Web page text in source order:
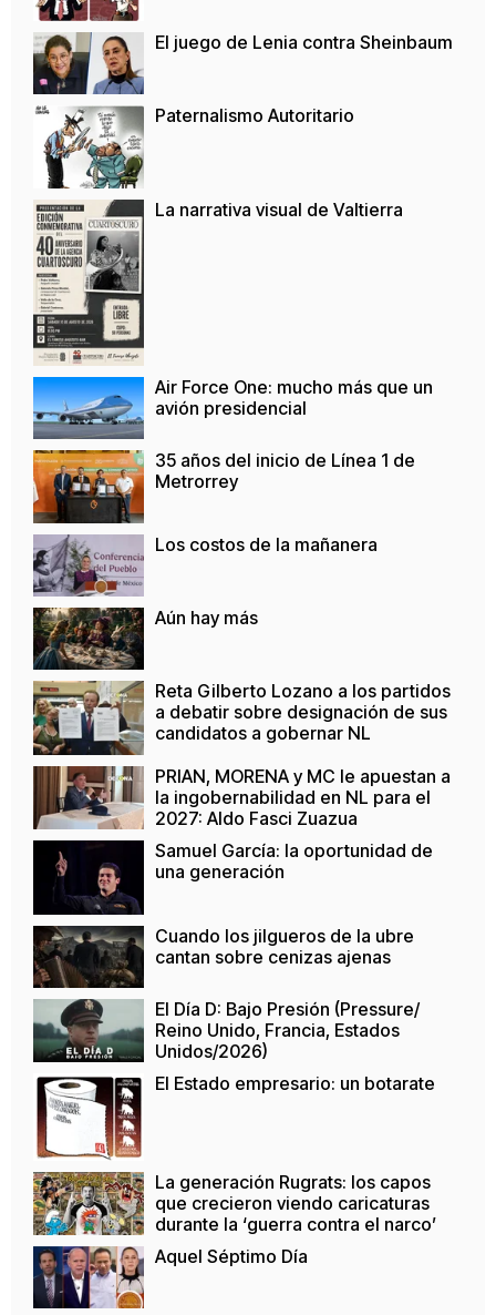
El juego de Lenia contra Sheinbaum
Paternalismo Autoritario
La narrativa visual de Valtierra
Air Force One: mucho más que un
avión presidencial
35 años del inicio de Línea 1 de
Metrorrey
Los costos de la mañanera
Aún hay más
Reta Gilberto Lozano a los partidos
a debatir sobre designación de sus
candidatos a gobernar NL
PRIAN, MORENA y MC le apuestan a
la ingobernabilidad en NL para el
2027: Aldo Fasci Zuazua
Samuel García: la oportunidad de
una generación
Cuando los jilgueros de la ubre
cantan sobre cenizas ajenas
El Día D: Bajo Presión (Pressure/
Reino Unido, Francia, Estados
Unidos/2026)
El Estado empresario: un botarate
La generación Rugrats: los capos
que crecieron viendo caricaturas
durante la ‘guerra contra el narco’
Aquel Séptimo Día